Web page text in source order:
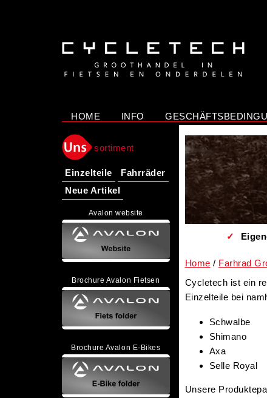
HOME INFO
sortiment
Einzelteile
Fahrräder
Neue Artikel
Avalon website
Brochure Avalon Fietsen
Brochure Avalon E-Bikes
✓
Home Farhrad
Cycletech ist ein
Einzelteile bei
Schwalbe
Shimano
Axa
Selle Royal
Unsere